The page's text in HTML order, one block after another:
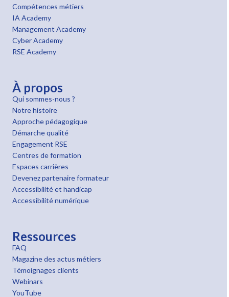
Compétences métiers
IA Academy
Management Academy
Cyber Academy
RSE Academy
À propos
Qui sommes-nous ?
Notre histoire
Approche pédagogique
Démarche qualité
Engagement RSE
Centres de formation
Espaces carrières
Devenez partenaire formateur
Accessibilité et handicap
Accessibilité numérique
Ressources
FAQ
Magazine des actus métiers
Témoignages clients
Webinars
YouTube